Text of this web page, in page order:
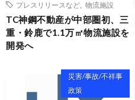
プレスリリースなど
物流施設
TC神鋼不動産が中部圏初、三
重・鈴鹿で1.1万㎡物流施設を
開発へ
災害/事故/不祥事
政策